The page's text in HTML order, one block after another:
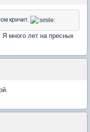
кричит.
много лет на пресных